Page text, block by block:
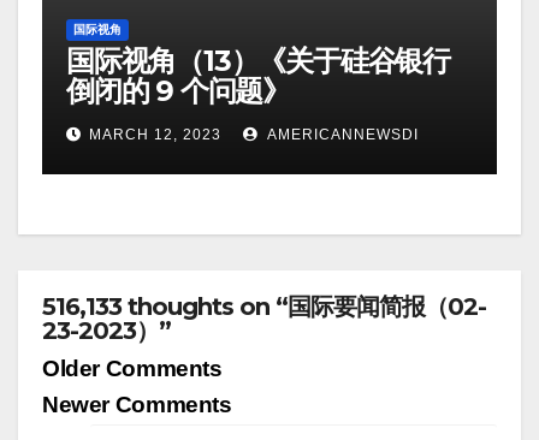
国际视角
国际视角（13）《关于硅谷银行
倒闭的 9 个问题》
MARCH 12, 2023 AMERICANNEWSDI
516,133 thoughts on “国际要闻简报（02-
23-2023）”
Comment
navigation
Older Comments
Newer Comments